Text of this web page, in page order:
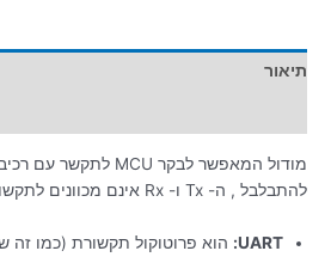
תיאור
להתבלבל , ה- Tx ו- Rx אינם מכוונים לתקשורת UART !
UART: הוא פרוטוקול תקשורת (כמו